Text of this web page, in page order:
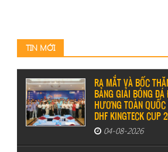
TIN MỚI
RA MẮT VÀ BỐC
BẢNG GIẢI BÓNG ĐÁ
HƯƠNG TOÀN
DHF KINGTECK CUP
04-08-2026